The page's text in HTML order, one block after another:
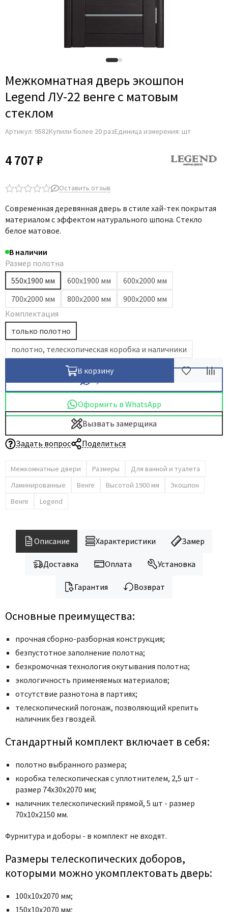
Межкомнатная дверь экошпон
Legend ЛУ-22 венге с матовым
стеклом
Артикул: 9582Купили более 20 разЕдиница измерения: шт
4 707 ₽
Оставить отзыв
Современная деревянная дверь в стиле хай-тек покрытая
материалом с эффектом натурального шпона. Стекло
белое матовое.
В наличии
Размер полотна
550х1900 мм
600х1900 мм
600х2000 мм
700х2000 мм
800х2000 мм
900х2000 мм
Комплектация
только полотно
полотно, телескопическая коробка и наличники
В корзину
Оформить в WhatsApp
Вызвать замерщика
Задать вопрос
Поделиться
Межкомнатные двери Размеры
Для ванной и туалета
Ламинированные
Венге Высотой 1900 мм
Экошпон
Венге
Legend
Описание Характеристики Замер
Доставка Оплата Установка
Гарантия Возврат
Основные преимущества:
прочная сборно-разборная конструкция;
безпустотное заполнение полотна;
безкромочная технология окутывания полотна;
экологичность применяемых материалов;
отсутствие разнотона в партиях;
телескопический погонаж, позволяющий крепить
наличник без гвоздей.
Стандартный комплект включает в себя:
полотно выбранного размера;
коробка телескопическая с уплотнителем, 2,5 шт -
размер 74x30x2070 мм;
наличник телескопический прямой, 5 шт - размер
70x10x2150 мм.
Фурнитура и доборы - в комплект не входят.
Размеры телескопических доборов,
которыми можно укомплектовать дверь:
100х10х2070 мм;
150х10х2070 мм;